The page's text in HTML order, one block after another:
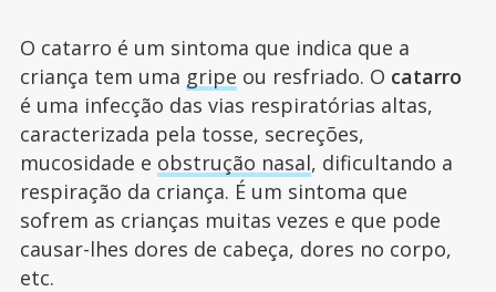
O catarro é um sintoma que indica que a
criança tem uma gripe ou resfriado. O catarro
é uma infecção das vias respiratórias altas,
caracterizada pela tosse, secreções,
mucosidade e obstrução nasal, dificultando a
respiração da criança. É um sintoma que
sofrem as crianças muitas vezes e que pode
causar-lhes dores de cabeça, dores no corpo,
etc.